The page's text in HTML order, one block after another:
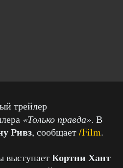
трейлер
«Только правда». В
Ривз, сообщает/Film.
выступаетКортни Хант